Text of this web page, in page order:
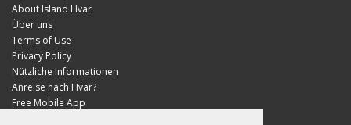
About Island Hvar
Über uns
Terms of Use
Privacy Policy
Nützliche Informationen
Anreise nach Hvar?
Free Mobile App